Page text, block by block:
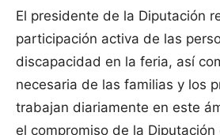
El presidente de la Diputación
participación activa de las
discapacidad en la feria, así
necesaria de las familias y los
trabajan diariamente en este
el compromiso de la Diputación